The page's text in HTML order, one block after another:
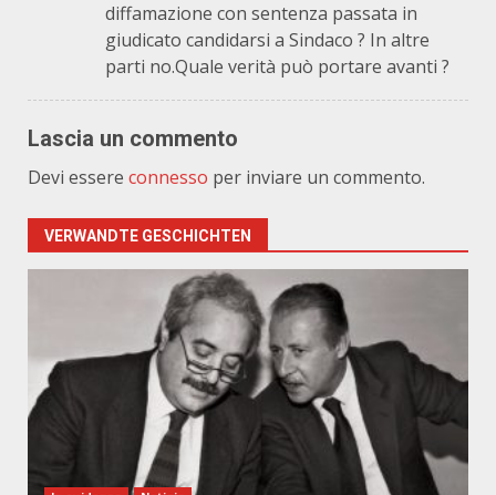
diffamazione con sentenza passata in
giudicato candidarsi a Sindaco ? In altre
parti no.Quale verità può portare avanti ?
Lascia un commento
Devi essere connesso per inviare un commento.
VERWANDTE GESCHICHTEN